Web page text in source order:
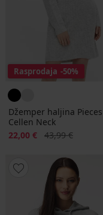
Rasprodaja -50%
Džemper haljina Pieces
Cellen Neck
Popust
22,00 € Prvobitna cijena
43,99 €